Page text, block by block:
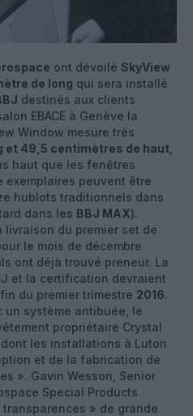
ont dévoilé SkyView
de long qui sera installé
destinés aux clients
EBACE à Genève la
Window mesure très
et 49,5 centimètres de haut
haut que les fenêtres
exemplaires peuvent être
hublots traditionnels dans
dans les BBJ MAX).
livraison du premier set de
le mois de décembre
ont déjà trouvé preneur. La
et la certification devraient
du premier trimestre 2016.
un système antibuée, le
propriétaire Crystal
les installations à Luton
et de la fabrication de
». Gavin Wesson, Senior
Special Products
» de grande